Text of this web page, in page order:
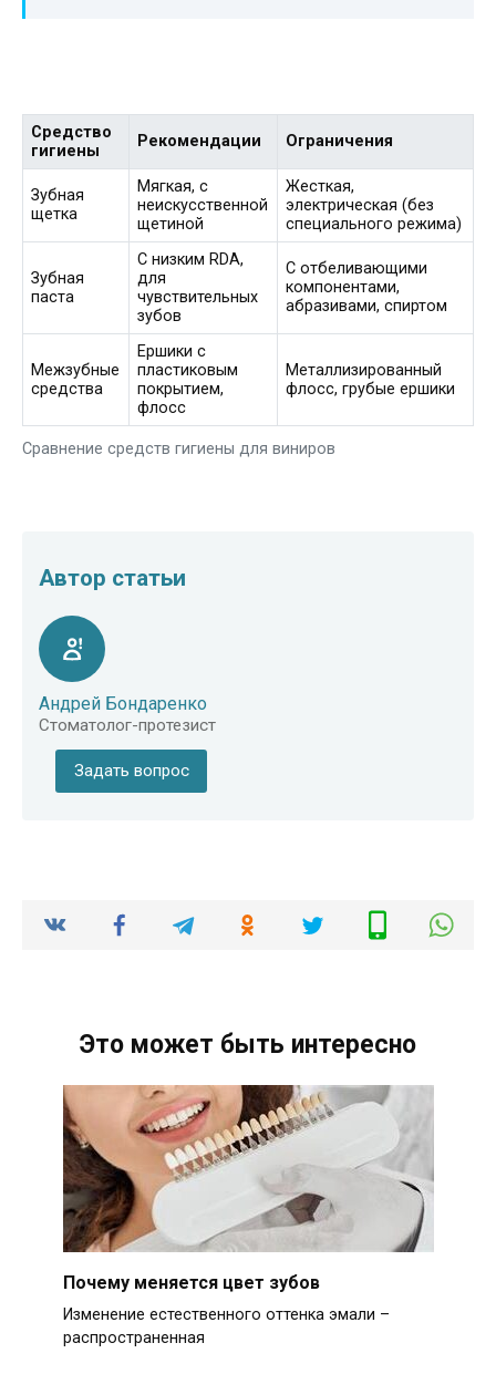
Сравнение средств гигиены для виниров
Средство
гигиены
Рекомендации Ограничения
Зубная
щетка
Мягкая, с
неискусственной
щетиной
Жесткая,
электрическая (без
специального режима)
Зубная
паста
С низким RDA,
для
чувствительных
зубов
С отбеливающими
компонентами,
абразивами, спиртом
Межзубные
средства
Ершики с
пластиковым
покрытием,
флосс
Металлизированный
флосс, грубые ершики
Автор статьи
Андрей Бондаренко
Стоматолог-протезист
Задать вопрос
Это может быть интересно
Почему меняется цвет зубов
Изменение естественного оттенка эмали –
распространенная